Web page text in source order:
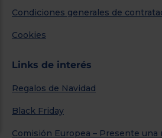
Condiciones generales de
Cookies
Links de interés
Regalos de Navidad
Black Friday
Comisión Europea – Presente una